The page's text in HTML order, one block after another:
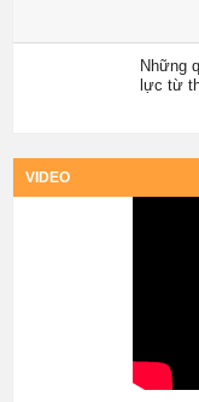
Những
lực từ
VIDEO